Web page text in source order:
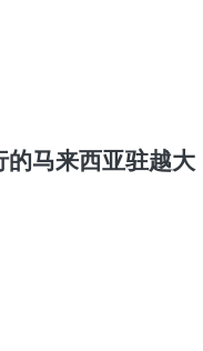
马来西亚驻越大